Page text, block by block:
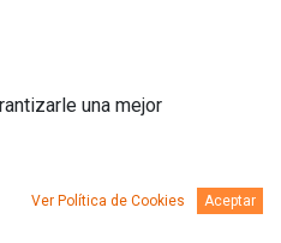
una mejor
Ver Política de Cookies Aceptar